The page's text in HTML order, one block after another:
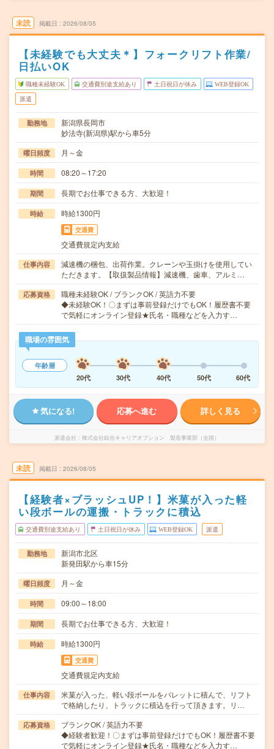
未読 掲載日 2026/08/05
【未経験でも大丈夫＊】フォークリフト作業/
日払いOK
職種未経験OK 交通費別途支給あり 土日祝日が休み WEB登録OK
派遣
勤務地
新潟県長岡市
妙法寺(新潟県)駅から車5分
曜日頻度 月～金
時間 08:20～17:20
期間 長期でお仕事できる方、大歓迎！
時給 時給1300円
交通費
交通費規定内支給
仕事内容
減速機の梱包、出荷作業。クレーンや玉掛けを使用してい
ただきます。【取扱製品情報】減速機、歯車、アルミ…
応募資格
職種未経験OK / ブランクOK / 英語力不要
◆未経験OK！〇まずは事前登録だけでもOK！履歴書不要
で気軽にオンライン登録★氏名・職種などを入力す…
職場の雰囲気
年齢層
20代
30代 40代 50代 60代
気になる! 応募へ進む 詳しく見る
派遣会社 株式会社綜合キャリアオプション 製造事業部（全国）
未読 掲載日 2026/08/05
【経験者×ブラッシュUP！】米菓が入った軽
い段ボールの運搬・トラックに積込
交通費別途支給あり 土日祝日が休み WEB登録OK 派遣
勤務地
新潟市北区
新発田駅から車15分
曜日頻度 月～金
時間 09:00～18:00
期間 長期でお仕事できる方、大歓迎！
時給 時給1300円
交通費
交通費規定内支給
仕事内容
米菓が入った、軽い段ボールをパレットに積んで、リフト
で格納したり、トラックに積込を行って頂きます。リ…
応募資格
ブランクOK / 英語力不要
◆経験者歓迎！〇まずは事前登録だけでもOK！履歴書不要
で気軽にオンライン登録★氏名・職種などを入力す…